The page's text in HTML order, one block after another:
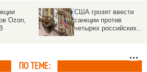
Ozon,
США грозят ввести
санкции против
четырех российских
ПО ТЕМЕ: